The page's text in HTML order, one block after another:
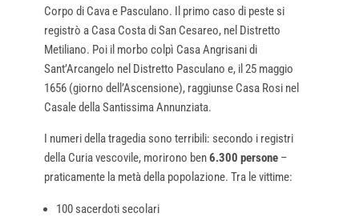
Corpo di Cava e Pasculano. Il primo caso di peste si
registrò a Casa Costa di San Cesareo, nel Distretto
Metiliano. Poi il morbo colpì Casa Angrisani di
Sant’Arcangelo nel Distretto Pasculano e, il 25 maggio
1656 (giorno dell’Ascensione), raggiunse Casa Rosi nel
Casale della Santissima Annunziata.
I numeri della tragedia sono terribili: secondo i registri
della Curia vescovile, morirono ben6.300 persone–
praticamente la metà della popolazione. Tra le vittime:
100 sacerdoti secolari